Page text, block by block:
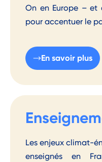
On en Europe – et
pour accentuer le
En savoir plus
Les enjeux climat-
enseignés en